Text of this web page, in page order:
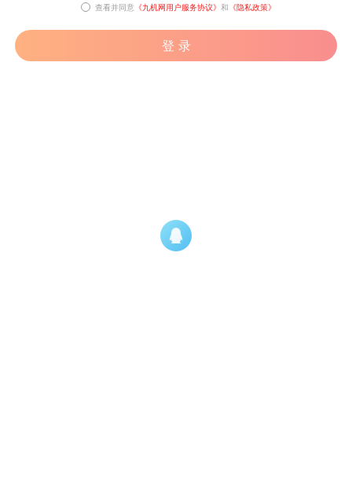
查看并同意 《九机网用户服务协议》 和 《隐私政策》
登 录